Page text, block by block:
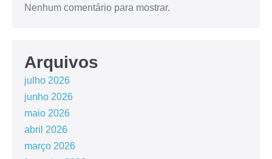
Nenhum comentário para mostrar.
Arquivos
julho 2026
junho 2026
maio 2026
abril 2026
março 2026